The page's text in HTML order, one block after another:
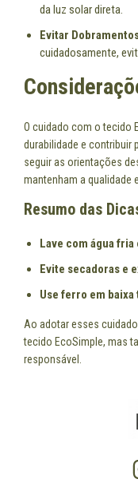
da luz solar direta.
Evitar
cuidadosamente,
O cuidado com o tecido
durabilidade e contribuir
seguir as orientações
mantenham a qualidade
Resumo das
Lave com água
Evite secadoras e
Use ferro em
Ao adotar esses
tecido EcoSimple, mas
responsável.